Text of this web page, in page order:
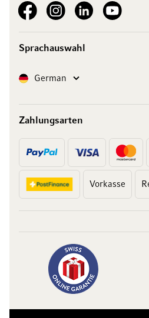
See our FacebookSee our Instagram account
See our LinkedIn
See our
Sprachauswahl
SpracheGerman
Zahlungsarten
Vorkasse
10 Franken
auf Ihren Einkauf
Abonnieren Sie unseren Newsletter